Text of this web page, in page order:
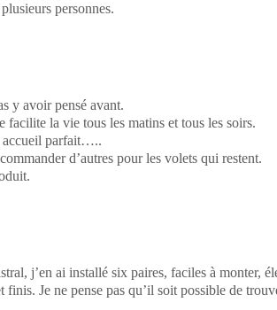
personnes.
y avoir pensé avant.
facilite la vie tous les matins et tous les soirs.
accueil parfait…..
d’autres pour les volets qui restent.
j’en ai installé six paires, faciles à monter,
finis. Je ne pense pas qu’il soit possible de